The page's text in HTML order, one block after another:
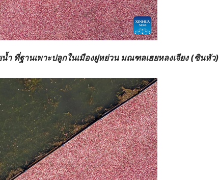
ำ ที่ฐานเพาะปลูกในเมืองฝูหย่วน มณฑลเฮยหลงเจียง (ซินหัว)